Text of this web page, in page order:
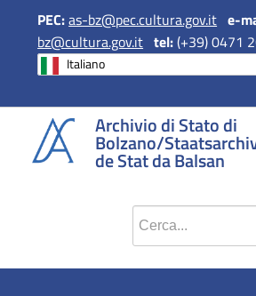
PEC:as-bz@pec.cultura.gov.it e-
bz@cultura.gov.it tel:(+39) 0471
Italiano
Archivio di Stato di
Bolzano/
de Stat da Balsan
Cerca nel sito